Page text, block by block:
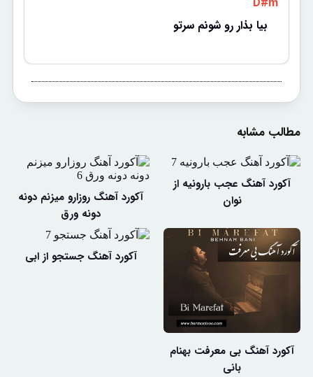
مطالب مشابه
آکورد آهنگ عجب بارونیه از
نوان
آکورد آهنگ روزارو میزنم دونه
دونه ورق
آکورد آهنگ بی معرفت بهنام
بانی
آکورد آهنگ جستجو از ابی